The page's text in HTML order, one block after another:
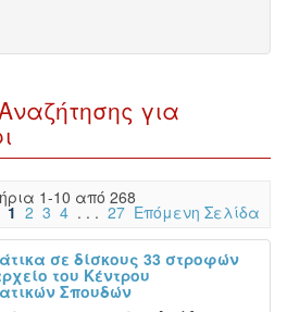
για
1-10 από 268
1 2 3 4 . . . 27 Επόμενη Σελίδα
σε δίσκους 33 στροφών
του Κέντρου
Σπουδών